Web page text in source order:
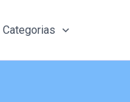
Categorias